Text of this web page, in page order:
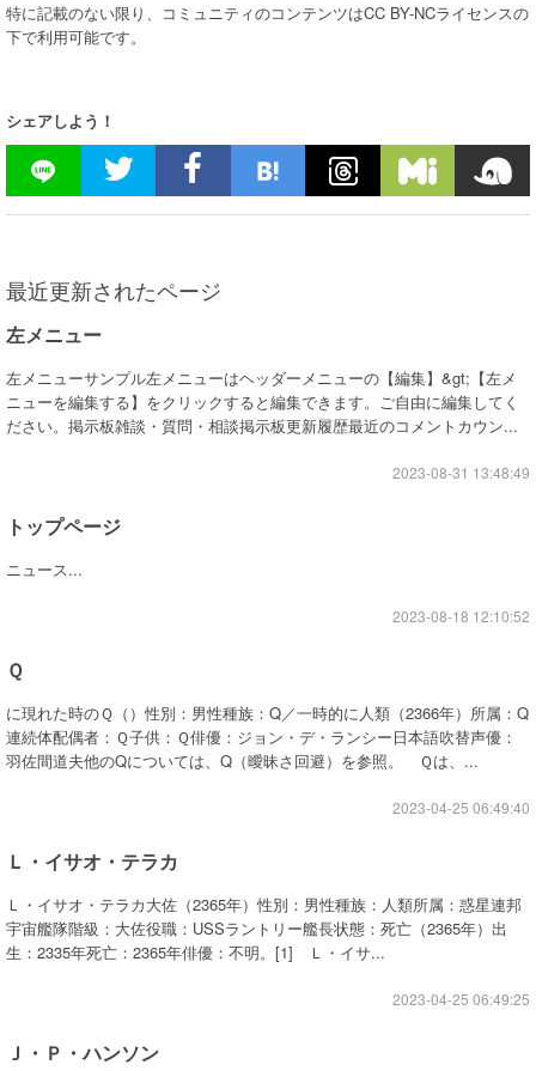
特に記載のない限り、コミュニティのコンテンツはCC BY-NCライセンスの
下で利用可能です。
シェアしよう！
最近更新されたページ
左メニュー
左メニューサンプル左メニューはヘッダーメニューの【編集】&gt;【左メ
ニューを編集する】をクリックすると編集できます。ご自由に編集してく
ださい。掲示板雑談・質問・相談掲示板更新履歴最近のコメントカウン...
2023-08-31 13:48:49
トップページ
ニュース...
2023-08-18 12:10:52
Ｑ
に現れた時のＱ（）性別：男性種族：Q／一時的に人類（2366年）所属：Q
連続体配偶者：Ｑ子供：Ｑ俳優：ジョン・デ・ランシー日本語吹替声優：
羽佐間道夫他のQについては、Q（曖昧さ回避）を参照。 Ｑは、...
2023-04-25 06:49:40
Ｌ・イサオ・テラカ
Ｌ・イサオ・テラカ大佐（2365年）性別：男性種族：人類所属：惑星連邦
宇宙艦隊階級：大佐役職：USSラントリー艦長状態：死亡（2365年）出
生：2335年死亡：2365年俳優：不明。[1] Ｌ・イサ...
2023-04-25 06:49:25
Ｊ・Ｐ・ハンソン